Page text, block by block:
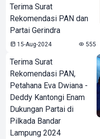
Terima Surat
Rekomendasi PAN dan
Partai Gerindra
15-Aug-2024 555
Terima Surat
Rekomendasi PAN,
Petahana Eva Dwiana -
Deddy Kantongi Enam
Dukungan Partai di
Pilkada Bandar
Lampung 2024